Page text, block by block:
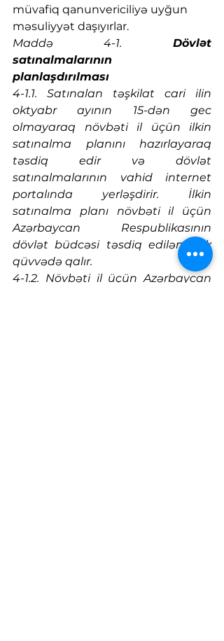
müvafiq qanunvericiliyə uyğun
məsuliyyət daşıyırlar.
Maddə 4-1. Dövlət
satınalmalarının
planlaşdırılması
4-1.1. Satınalan təşkilat cari ilin
oktyabr ayının 15-dən gec
olmayaraq növbəti il üçün ilkin
satınalma planını hazırlayaraq
təsdiq edir və dövlət
satınalmalarının vahid internet
portalında yerləşdirir. İlkin
satınalma planı növbəti il üçün
Azərbaycan Respublikasının
dövlət büdcəsi təsdiq edilənədək
qüvvədə qalır.
4-1.2. Növbəti il üçün Azərbaycan